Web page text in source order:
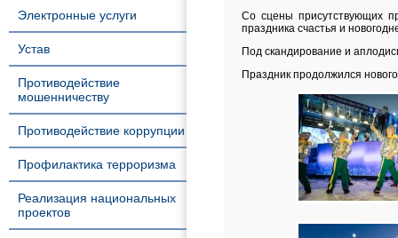
Электронные услуги
Устав
Противодействие
мошенничеству
Противодействие коррупции
Профилактика терроризма
Реализация национальных
проектов
Со сцены присутствующих
праздника счастья и
Под скандирование и
Праздник продолжился